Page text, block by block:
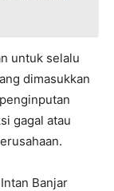
untuk selalu
dimasukkan
gagal atau
Banjar